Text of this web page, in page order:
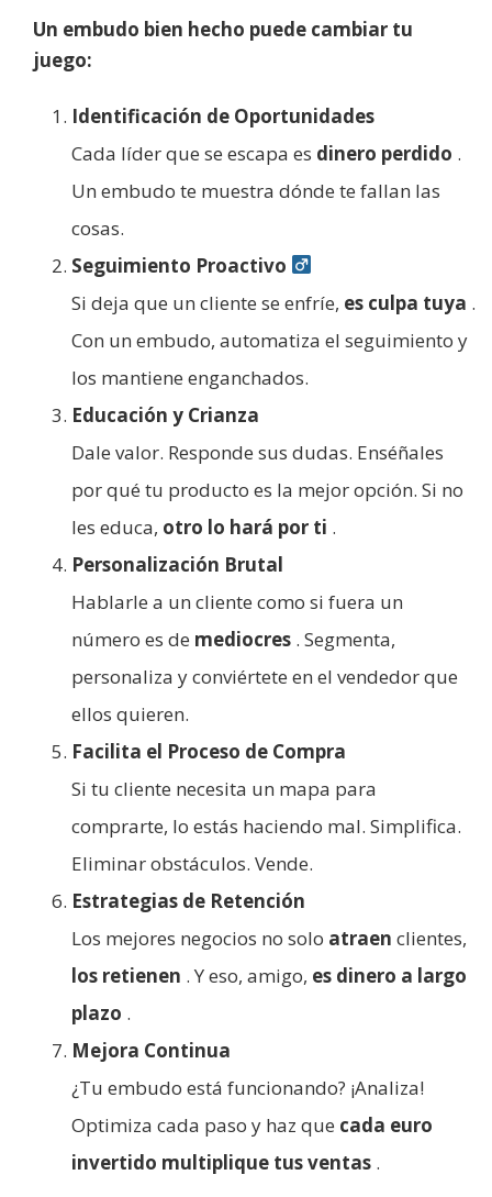
Un embudo bien hecho puede cambiar tu
juego:
Identificación de Oportunidades
Cada líder que se escapa es dinero perdido .
Un embudo te muestra dónde te fallan las
cosas.
Seguimiento Proactivo
Si deja que un cliente se enfríe, es culpa tuya .
Con un embudo, automatiza el seguimiento y
los mantiene enganchados.
Educación y Crianza
Dale valor. Responde sus dudas. Enséñales
por qué tu producto es la mejor opción. Si no
les educa, otro lo hará por ti .
Personalización Brutal
Hablarle a un cliente como si fuera un
número es de mediocres . Segmenta,
personaliza y conviértete en el vendedor que
ellos quieren.
Facilita el Proceso de Compra
Si tu cliente necesita un mapa para
comprarte, lo estás haciendo mal. Simplifica.
Eliminar obstáculos. Vende.
Estrategias de Retención
Los mejores negocios no solo atraen clientes,
los retienen . Y eso, amigo, es dinero a largo
plazo .
Mejora Continua
¿Tu embudo está funcionando? ¡Analiza!
Optimiza cada paso y haz que cada euro
invertido multiplique tus ventas .